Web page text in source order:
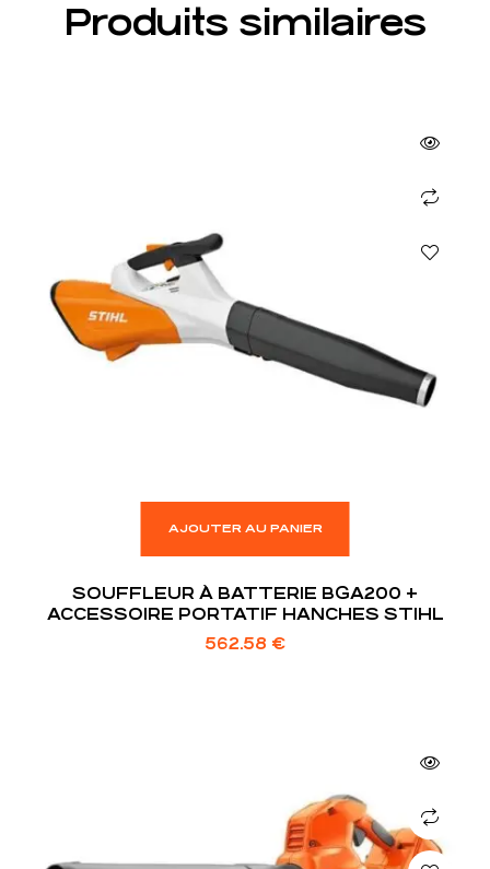
Produits similaires
AJOUTER AU PANIER
SOUFFLEUR À BATTERIE BGA200 +
ACCESSOIRE PORTATIF HANCHES STIHL
562.58 €